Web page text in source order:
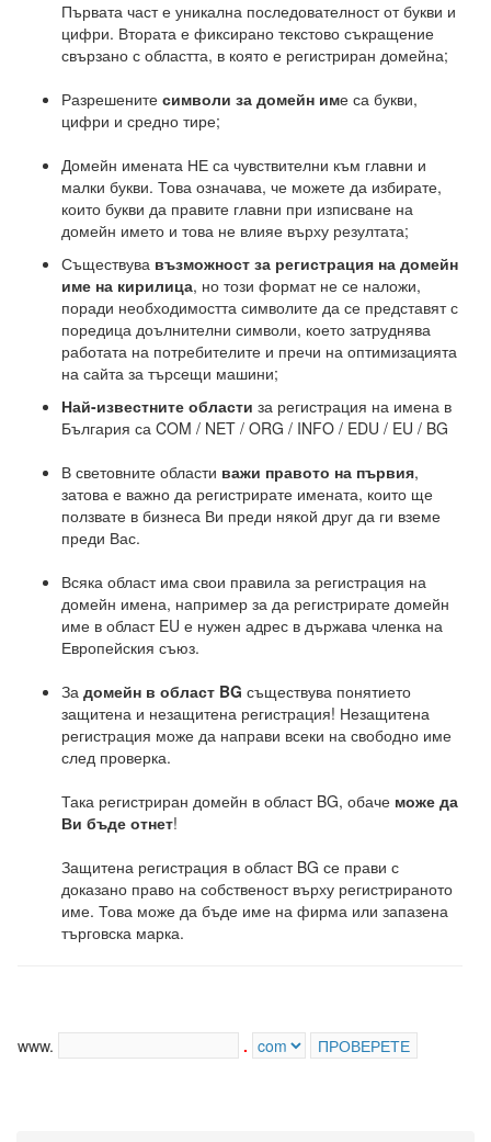
Първата част е уникална последователност от букви и
цифри. Втората е фиксирано текстово съкращение
свързано с областта, в която е регистриран домейна;
Разрешените символи за домейн име са букви,
цифри и средно тире;
Домейн имената НЕ са чувствителни към главни и
малки букви. Това означава, че можете да избирате,
които букви да правите главни при изписване на
домейн името и това не влияе върху резултата;
Съществува възможност за регистрация на домейн
име на кирилица, но този формат не се наложи,
поради необходимостта символите да се представят с
поредица доълнителни символи, което затруднява
работата на потребителите и пречи на оптимизацията
на сайта за търсещи машини;
Най-известните области за регистрация на имена в
България са COM / NET / ORG / INFO / EDU / EU / BG
В световните области важи правото на първия,
затова е важно да регистрирате имената, които ще
ползвате в бизнеса Ви преди някой друг да ги вземе
преди Вас.
Всяка област има свои правила за регистрация на
домейн имена, например за да регистрирате домейн
име в област EU е нужен адрес в държава членка на
Европейския съюз.
За домейн в област BG съществува понятието
защитена и незащитена регистрация! Незащитена
регистрация може да направи всеки на свободно име
след проверка.
Така регистриран домейн в област BG, обаче може да
Ви бъде отнет!
Защитена регистрация в област BG се прави с
доказано право на собственост върху регистрираното
име. Това може да бъде име на фирма или запазена
търговска марка.
www. .